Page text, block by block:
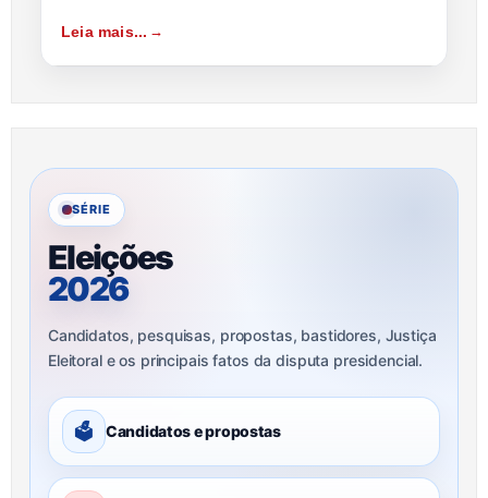
Leia mais...
SÉRIE
Eleições
2026
Candidatos, pesquisas, propostas, bastidores, Justiça
Eleitoral e os principais fatos da disputa presidencial.
🗳 Candidatos e propostas